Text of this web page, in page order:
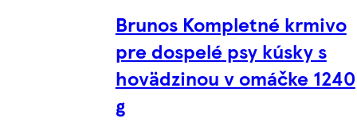
Brunos Kompletné krmivo
pre dospelé psy kúsky s
hovädzinou v omáčke 1240
g